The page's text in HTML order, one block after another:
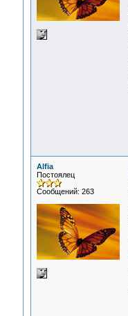
Alfia
Постоялец
Сообщений: 263